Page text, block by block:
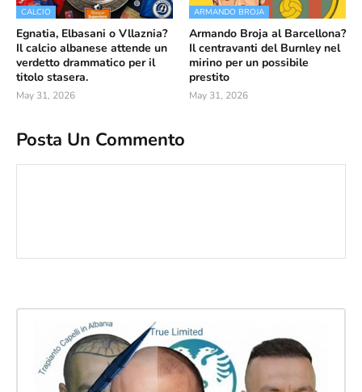
CALCIO
Egnatia, Elbasani o Vllaznia?
Il calcio albanese attende un
verdetto drammatico per il
titolo stasera.
May 31, 2026
ARMANDO BROJA
Armando Broja al Barcellona?
Il centravanti del Burnley nel
mirino per un possibile
prestito
May 31, 2026
Posta Un Commento